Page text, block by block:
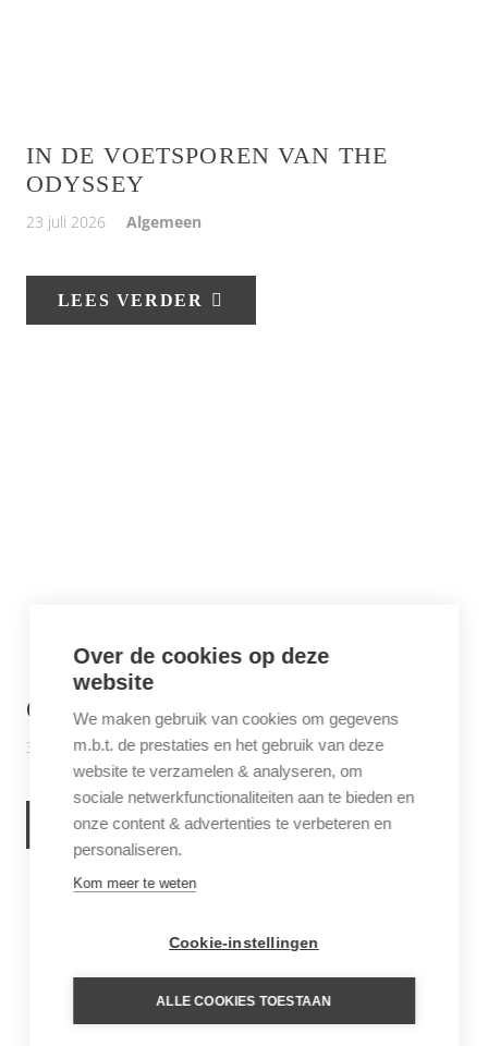
IN DE VOETSPOREN VAN THE
ODYSSEY
23 juli 2026 Algemeen
LEES VERDER
6 THINGS TO DO IN SABA
30 juni 2026 Inspiratie
LEES VERDER
Over de cookies op deze
website
We maken gebruik van cookies om gegevens
m.b.t. de prestaties en het gebruik van deze
website te verzamelen & analyseren, om
sociale netwerkfunctionaliteiten aan te bieden en
onze content & advertenties te verbeteren en
personaliseren.
Kom meer te weten
Cookie-instellingen
ALLE COOKIES TOESTAAN